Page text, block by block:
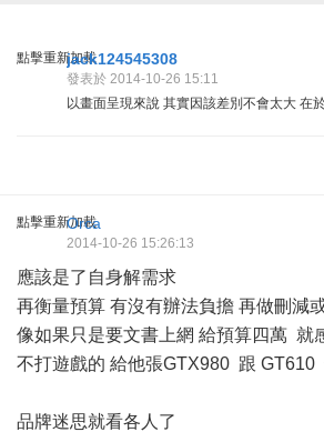
點擊重新加載jack124545308
發表於 2014-10-26 15:11
以畫面呈現來說 其實因該差別不會太大 在
點擊重新加載
Orca
2014-10-26 15:26:13
應該是了自身解需求
再衡量預算 有沒有辦法負擔 再做刪減
像如果只是要文書上網 給預算四萬 就
不打遊戲的 給他張GTX980 跟 GT610
品牌迷思就看各人了